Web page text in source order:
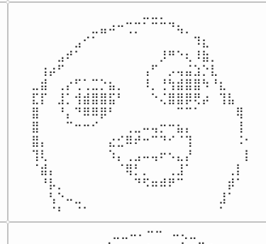
⠀⠀⠀⠀⠀⠀⠀⣀⣤⠴⠒⢉⡉⠁⠉⠉⠙⢦⡀⠀⠀⠀⠀⠀⠀
⠀⠀⠀⠀⠀⣠⠊⠁⠀⠀⠀⠀⠀⠀⠀⠀⠀⠀⠀⠹⣆⠀⠀⠀⠀⠀
⠀⠀⠀⣠⠞⠁⠀⠀⠀⠀⠀⠀⠀⠀⠀⡸⠛⠑⢆⠸⣷⡀⠀⠀⠀
⠀⢰⡴⠋⠀⠀⠀⠀⠀⠀⠀⠀⠀⢠⠋⠀⡠⢤⣬⣱⡑⣇⠀⠀⠀
⣀⣾⠀⢀⡔⢋⢁⣉⡑⣦⡀⠀⠀⠸⡀⢘⢳⣾⣿⣿⠳⠘⣆⠀⠀
⣏⡏⠀⣸⡁⢺⣾⣿⣿⣯⠃⠀⠀⠀⠑⢌⣿⣿⡿⢟⡴⠀⢹⣧⠀
⣿⠀⠀⠘⡄⠙⠿⠿⡿⠃⠀⠀⠀⠀⠀⠀⠀⠉⠉⠁⠀⠀⠀⠀⢿⠀
⣿⠀⠀⠀⠉⠒⠒⠊⠀⠀⠀⢀⣀⠤⢤⡒⠒⣦⡄⠀⠀⠀⠀⠀⢸⠀
⣿⡄⠀⠀⠀⠀⠀⠀⠀⣔⣊⠿⠞⠒⠉⠙⠊⠈⢹⠀⠀⠀⠀⠀⠨⠂
⢹⢇⠀⠀⠀⠀⠀⠀⠀⠱⡄⢀⣠⠤⢤⠖⠢⣄⡜⠀⠀⠀⠀⠀⠀⡇
⠈⣾⡄⠀⠀⠀⠀⠀⠀⠀⠈⢿⡃⡀⠀⠀⢀⣸⠁⠀⠀⠀⠀⢀⡇
⠀⠘⡧⡀⠀⠀⠀⠀⠀⠀⠀⠀⠙⠫⠶⠾⠟⠉⠀⠀⠀⠀⠀⡾⠁
⠀⠀⢣⠑⠤⣀⠀⠀⠀⠀⠀⠀⠀⠀⠀⠀⠀⠀⠀⠀⠀⠀⣸⠁⠀
⠀⠀⠈⠃⠀⠈⠁⠀⠀⠀⠀⠀⠀⠀⠀⠀⠀⠀⠀⠀⠀⠀⠁⠀⠀
⠀⠀⠀⠀⠀⠀⠀⠀⠀⠀⠀⣀⣀⠤⠄⠒⠒⠀⠤⢄⣀⠀⠀⠀⠀⠀⠀⠀